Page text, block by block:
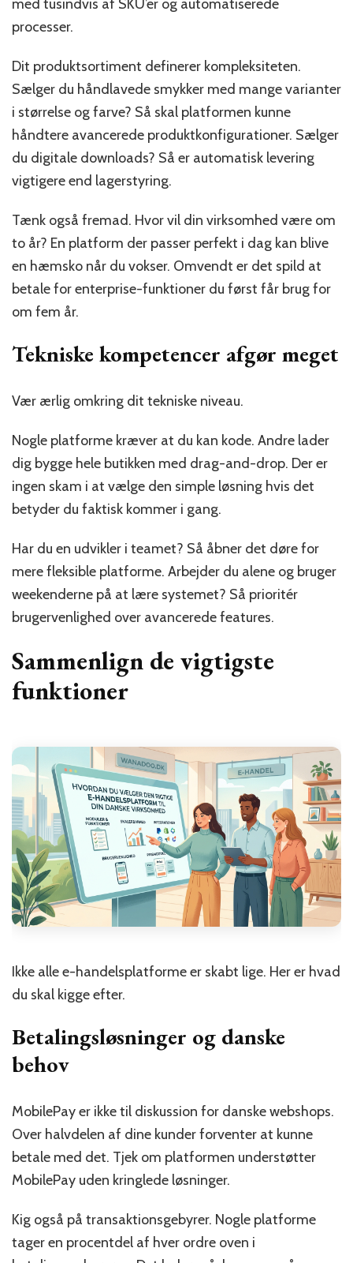
med tusindvis af SKU’er og automatiserede
processer.
Dit produktsortiment definerer kompleksiteten.
Sælger du håndlavede smykker med mange varianter
i størrelse og farve? Så skal platformen kunne
håndtere avancerede produktkonfigurationer. Sælger
du digitale downloads? Så er automatisk levering
vigtigere end lagerstyring.
Tænk også fremad. Hvor vil din virksomhed være om
to år? En platform der passer perfekt i dag kan blive
en hæmsko når du vokser. Omvendt er det spild at
betale for enterprise-funktioner du først får brug for
om fem år.
Tekniske kompetencer afgør meget
Vær ærlig omkring dit tekniske niveau.
Nogle platforme kræver at du kan kode. Andre lader
dig bygge hele butikken med drag-and-drop. Der er
ingen skam i at vælge den simple løsning hvis det
betyder du faktisk kommer i gang.
Har du en udvikler i teamet? Så åbner det døre for
mere fleksible platforme. Arbejder du alene og bruger
weekenderne på at lære systemet? Så prioritér
brugervenlighed over avancerede features.
Sammenlign de vigtigste
funktioner
Ikke alle e-handelsplatforme er skabt lige. Her er hvad
du skal kigge efter.
Betalingsløsninger og danske
behov
MobilePay er ikke til diskussion for danske webshops.
Over halvdelen af dine kunder forventer at kunne
betale med det. Tjek om platformen understøtter
MobilePay uden kringlede løsninger.
Kig også på transaktionsgebyrer. Nogle platforme
tager en procentdel af hver ordre oven i